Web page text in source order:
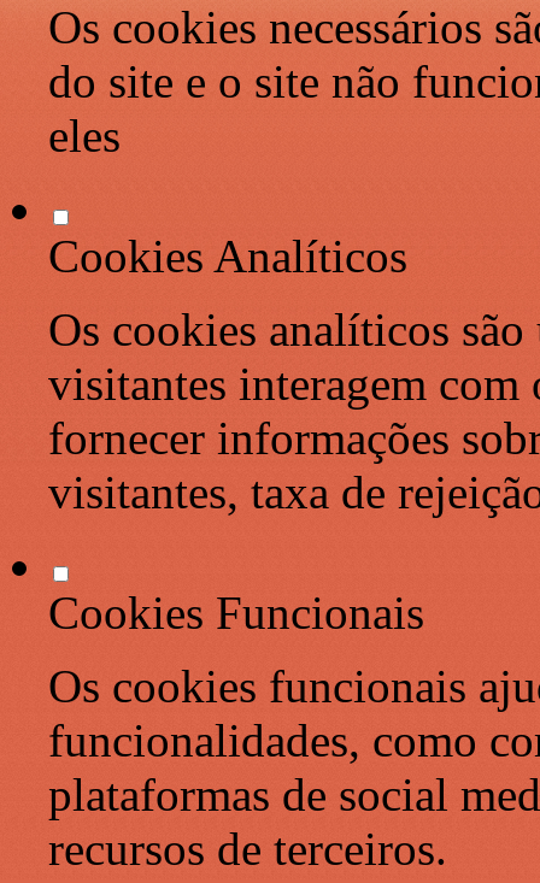
Os cookies necessários
do site e o site não
eles
Cookies Analíticos
Os cookies analíticos são
visitantes interagem com
fornecer informações
visitantes, taxa de
Cookies Funcionais
Os cookies funcionais
funcionalidades, como
plataformas de social
recursos de terceiros.